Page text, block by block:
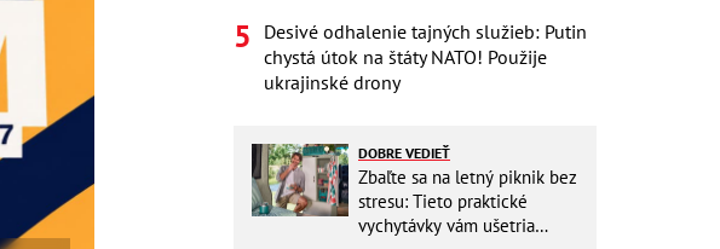
Desivé odhalenie tajných služieb: Putin
chystá útok na štáty NATO! Použije
ukrajinské drony
DOBRE VEDIEŤ
Zbaľte sa na letný piknik bez
stresu: Tieto praktické
vychytávky vám ušetria